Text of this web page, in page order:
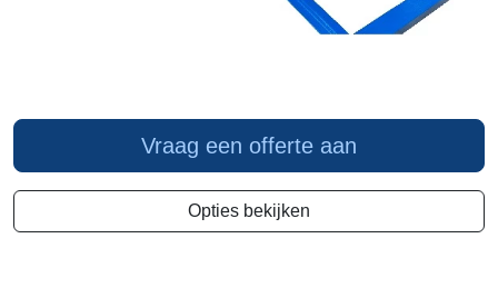
Vraag een offerte aan
Opties bekijken